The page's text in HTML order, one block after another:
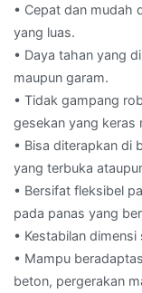
• Cepat dan mudah
yang luas.
• Daya tahan yang
maupun garam.
• Tidak gampang
gesekan yang keras
• Bisa diterapkan di
yang terbuka
• Bersifat fleksibel
pada panas yang
• Kestabilan
• Mampu
beton, pergerakan